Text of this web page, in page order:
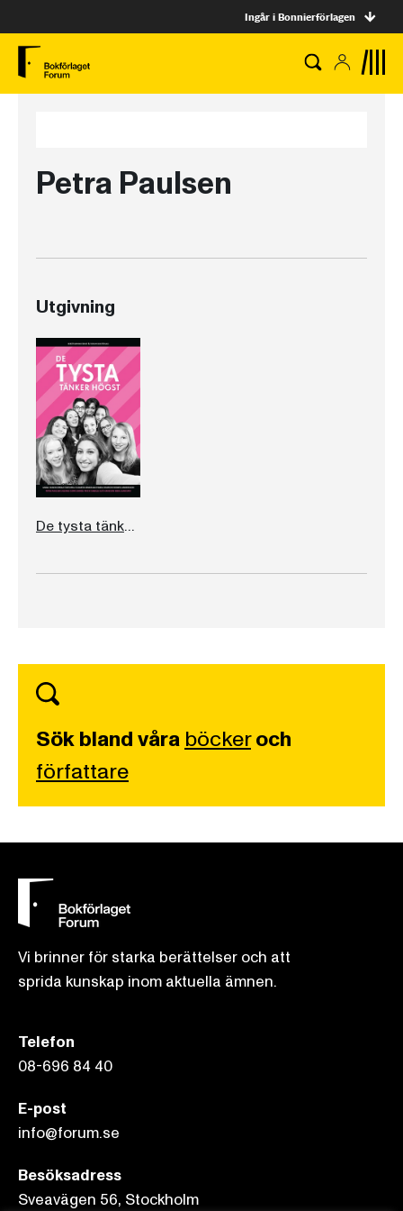
Ingår i Bonnierförlagen
Petra Paulsen
Utgivning
De tysta tänker högst
Sök bland våra böckeroch
författare
Vi brinner för starka berättelser och att
sprida kunskap inom aktuella ämnen.
Telefon
08-696 84 40
E-post
info@forum.se
Besöksadress
Sveavägen 56, Stockholm